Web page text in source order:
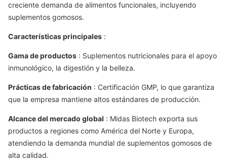
creciente demanda de alimentos funcionales, incluyendo
suplementos gomosos.
Características principales :
Gama de productos : Suplementos nutricionales para el apoyo
inmunológico, la digestión y la belleza.
Prácticas de fabricación : Certificación GMP, lo que garantiza
que la empresa mantiene altos estándares de producción.
Alcance del mercado global : Midas Biotech exporta sus
productos a regiones como América del Norte y Europa,
atendiendo la demanda mundial de suplementos gomosos de
alta calidad.